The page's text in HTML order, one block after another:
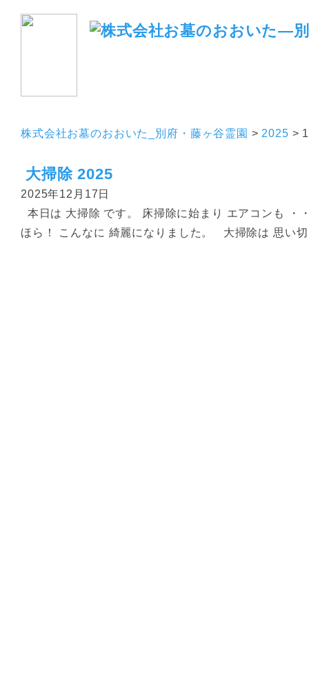
株式会社お墓のおおいた_別府・藤ヶ谷霊園 > 2025 >
大掃除 2025
2025年12月17日
本日は 大掃除 です。 床掃除に始まり エアコンも
ほら！ こんなに 綺麗になりました。 大掃除は 思い